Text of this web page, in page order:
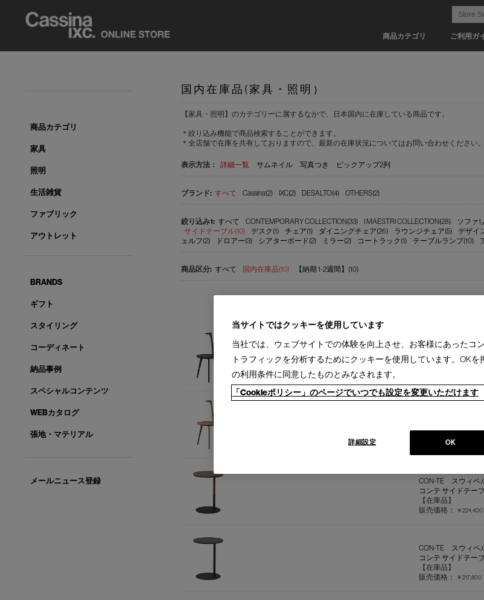
商品カテゴリ ご利用ガ
国内在庫品(家具・照明）
【家具・照明】のカテゴリーに属するなかで、日本国内に在庫している商品です。
＊絞り込み機能で商品検索することができます。
＊全店舗で在庫を共有しておりますので、最新の在庫状況についてはお問い合わせください。
表示方法： 詳細一覧 サムネイル 写真つき ピックアップ2列
すべて Cassina(2) IXC(2) DESALTO(4) OTHERS(2)
すべて CONTEMPORARY COLLECTION(33) I MAESTRI COLLECTION(28) ソファ1
サイドテーブル(10)
デスク(1) チェア(1) ダイニングチェア(26) ラウンジチェア(5) デザイ
ェルフ(2)
ドロアー(3) シアターボード(2) ミラー(2) コートラック(1) テーブルランプ(10)
すべて 国内在庫品(10) 【納期 1-2週間】(10)
834 CICOGNINO（
チッコニーニョ サ
【在庫品】
【在庫品】
販売価格：
CON-TE スウィベ
コンテ サイドテー
【在庫品】
販売価格：
￥224,400
CON-TE スウィベ
コンテ サイドテー
【在庫品】
販売価格：
￥217,800
商品カテゴリ
家具
照明
生活雑貨
ファブリック
アウトレット
BRANDS
ギフト
スタイリング
コーディネート
納品事例
スペシャルコンテンツ
WEBカタログ
張地・マテリアル
メールニュース登録
当サイトではクッキーを使用しています
当社では、ウェブサイトでの体験を向上させ、お客様にあったコ
トラフィックを分析するためにクッキーを使用しています。OK
の利用条件に同意したものとみなされます。
「Cookieポリシー」のページでいつでも設定を変更いただけます
OK
詳細設定